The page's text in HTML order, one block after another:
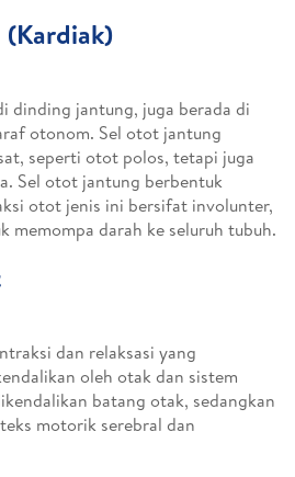
dinding jantung, juga berada di
otonom. Sel otot jantung
seperti otot polos, tetapi juga
Sel otot jantung berbentuk
otot jenis ini bersifat involunter,
memompa darah ke seluruh tubuh.
dan relaksasi yang
oleh otak dan sistem
batang otak, sedangkan
motorik serebral dan